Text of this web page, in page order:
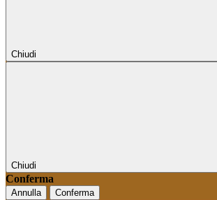
Chiudi
Chiudi
Conferma
Annulla Conferma